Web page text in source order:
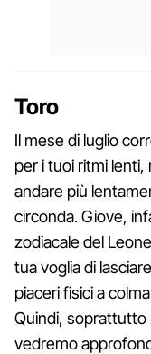
Toro
Il mese di luglio
per i tuoi ritmi
andare più
circonda. Giove,
zodiacale del
tua voglia di
piaceri fisici a
Quindi, soprattutto
vedremo